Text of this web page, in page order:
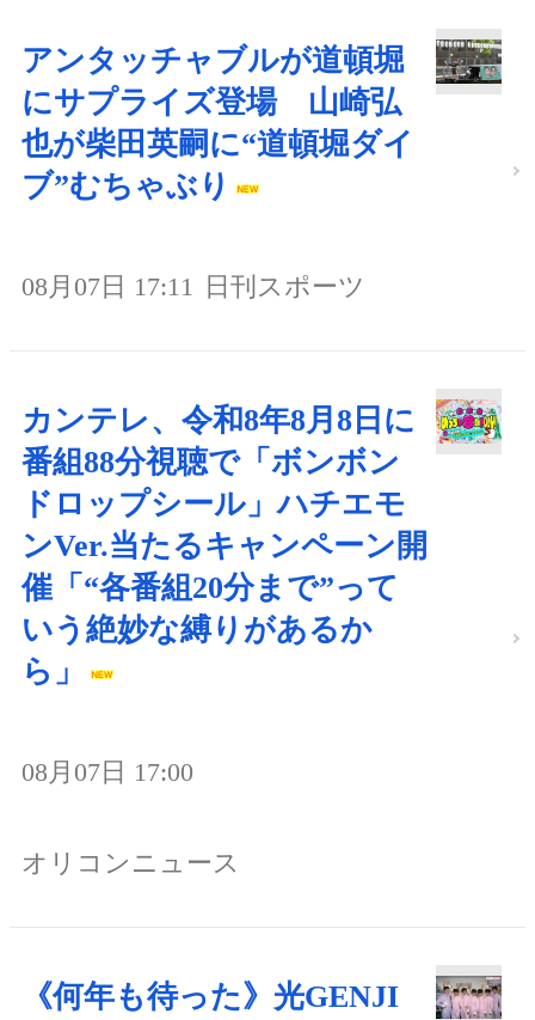
アンタッチャブルが道頓堀
にサプライズ登場 山崎弘
也が柴田英嗣に“道頓堀ダイ
ブ”むちゃぶり
08月07日 17:11 日刊スポーツ
カンテレ、令和8年8月8日に
番組88分視聴で「ボンボン
ドロップシール」ハチエモ
ンVer.当たるキャンペーン開
催「“各番組20分まで”って
いう絶妙な縛りがあるか
ら」
08月07日 17:00
オリコンニュース
《何年も待った》光GENJI